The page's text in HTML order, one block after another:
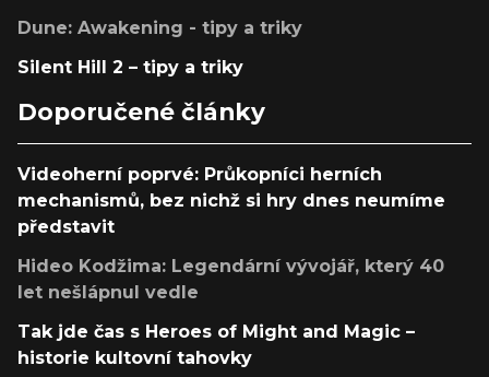
Dune: Awakening - tipy a triky
Silent Hill 2 – tipy a triky
Doporučené články
Videoherní poprvé: Průkopníci herních
mechanismů, bez nichž si hry dnes neumíme
představit
Hideo Kodžima: Legendární vývojář, který 40
let nešlápnul vedle
Tak jde čas s Heroes of Might and Magic –
historie kultovní tahovky